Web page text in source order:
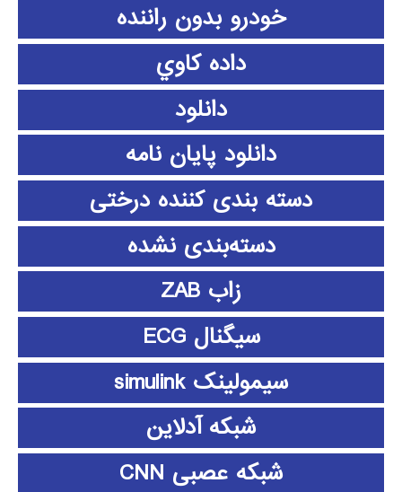
خودرو بدون راننده
داده كاوي
دانلود
دانلود پايان نامه
دسته بندی کننده درختی
دسته‌بندی نشده
زاب ZAB
سیگنال ECG
سیمولینک simulink
شبکه آدلاین
شبکه عصبی CNN